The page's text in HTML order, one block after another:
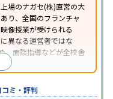
場のナガセ(株)直営の大
り、全国のフランチャ
像授業が受けられる
異なる運営者ではな
、面談指導などが全校舎
針や校舎のルールが異
のではなく、担当者や
ミ・評判